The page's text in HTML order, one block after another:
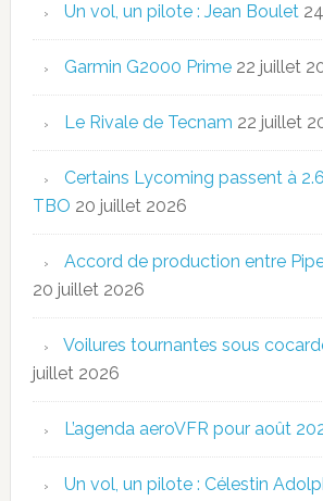
Un vol, un pilote : Jean Boulet
Garmin G2000 Prime 22 juillet
Le Rivale de Tecnam 22 juillet
Certains Lycoming passent à
TBO 20 juillet 2026
Accord de production entre
20 juillet 2026
Voilures tournantes sous
juillet 2026
L’agenda aeroVFR pour août
Un vol, un pilote : Célestin